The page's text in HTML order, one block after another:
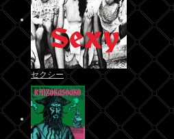
セクシー